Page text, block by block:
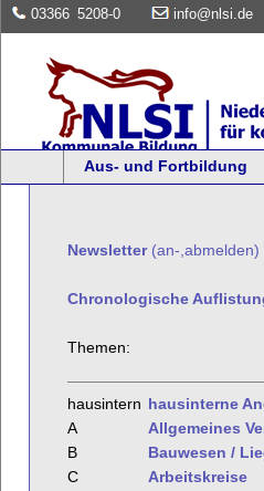
03366 5208-0 info@nlsi.de
Aus- und Fortbildung
Newsletter(an-,abmelden)
Chronologische
Themen:
hausintern hausinterne
A
Allgemeines
B
Bauwesen /
C
Arbeitskreise